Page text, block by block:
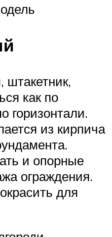
штакетник,
как по
горизонтали.
из кирпича
и опорные
ограждения.
для